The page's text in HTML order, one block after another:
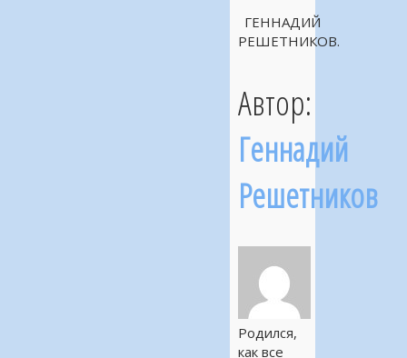
ГЕННАДИЙ
РЕШЕТНИКОВ.
Автор:
Геннадий
Решетников
Родился,
как все